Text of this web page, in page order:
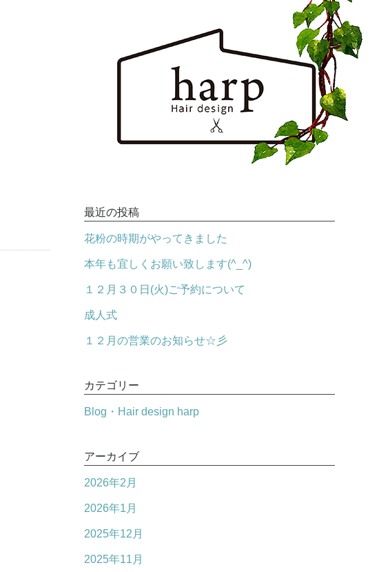
最近の投稿
花粉の時期がやってきました
本年も宜しくお願い致します(^_^)
１２月３０日(火)ご予約について
成人式
１２月の営業のお知らせ☆彡
カテゴリー
Blog・Hair design harp
アーカイブ
2026年2月
2026年1月
2025年12月
2025年11月